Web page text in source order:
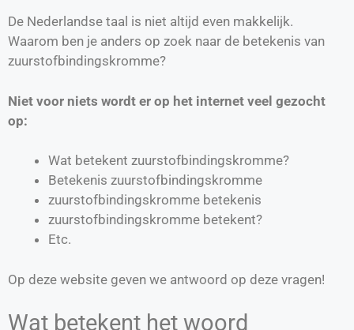
De Nederlandse taal is niet altijd even makkelijk.
Waarom ben je anders op zoek naar de betekenis van
zuurstofbindingskromme?
Niet voor niets wordt er op het internet veel gezocht
op:
Wat betekent zuurstofbindingskromme?
Betekenis zuurstofbindingskromme
zuurstofbindingskromme betekenis
zuurstofbindingskromme betekent?
Etc.
Op deze website geven we antwoord op deze vragen!
Wat betekent het woord